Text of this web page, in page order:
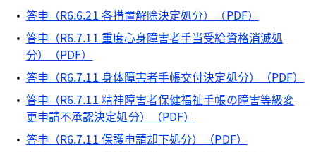
答申（R6.6.21 各措置解除決定処分）（PDF）
答申（R6.7.11 重度心身障害者手当受給資格消滅処
分）（PDF）
答申（R6.7.11 身体障害者手帳交付決定処分）（PDF）
答申（R6.7.11 精神障害者保健福祉手帳の障害等級変
更申請不承認決定処分）（PDF）
答申（R6.7.11 保護申請却下処分）（PDF）